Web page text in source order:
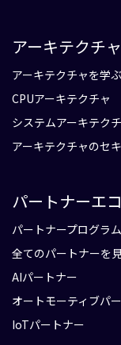
アーキテクチャ
アーキテクチャを学ぶ
CPUアーキテクチャ
システムアーキテク
アーキテクチャのセ
パートナーエ
パートナープログラ
全てのパートナーを
AIパートナー
オートモーティブパ
IoTパートナー